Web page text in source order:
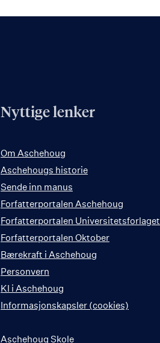
Nyttige lenker
Om Aschehoug
Aschehougs historie
Sende inn manus
Forfatterportalen Aschehoug
Forfatterportalen Universitetsforlaget
Forfatterportalen Oktober
Bærekraft i Aschehoug
Personvern
KI i Aschehoug
Informasjonskapsler (cookies)
Aschehoug Skole